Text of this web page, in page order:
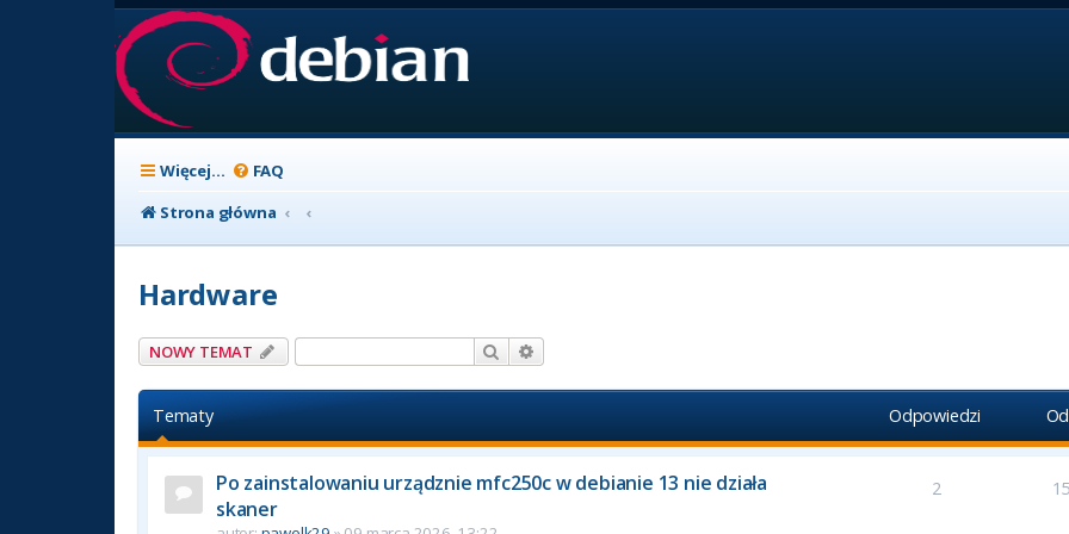
Więcej… FAQ
Strona główna
Hardware
NOWY TEMAT Szukaj
Tematy Odpowiedzi
Po zainstalowaniu urządznie mfc250c w debianie 13 nie działa
skaner
2